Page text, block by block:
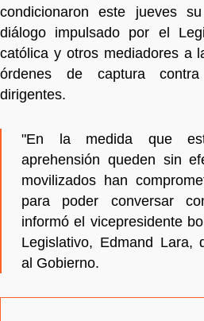
condicionaron este jueves
diálogo impulsado por el
católica y otros mediadores a
órdenes de captura
dirigentes.
"En la medida que
aprehensión queden sin
movilizados han
para poder conversar
informó el vicepresidente
Legislativo, Edmand Lara,
al Gobierno.